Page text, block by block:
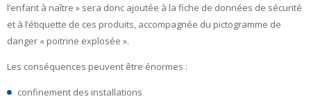
l’enfant à naître » sera donc ajoutée à la fiche de données de sécurité
et à l’étiquette de ces produits, accompagnée du pictogramme de
danger « poitrine explosée ».
Les conséquences peuvent être énormes :
confinement des installations